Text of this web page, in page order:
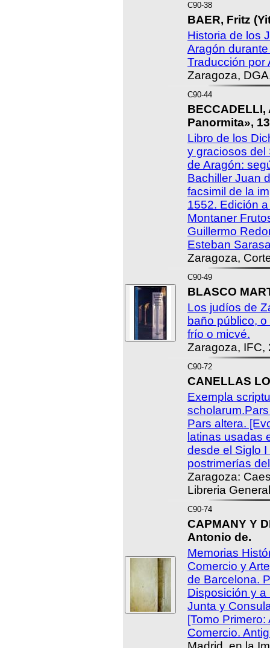
C90-38
BAER, Fritz
Historia de los
Aragón
Traducción por
Zaragoza,
C90-44
Panormita»,
Libro de los
y graciosos del
de Aragón:
Bachiller Juan
facsimil de la
1552. Edición
Montaner
Guillermo
Esteban
Zaragoza,
C90-49
BLASCO
Los judíos de
baño público,
frío o micvé.
Zaragoza, IFC,
C90-72
CANELLAS
Exempla
Pars altera.
latinas usadas
desde el Siglo
postrimerías
Zaragoza:
Libreria
C90-74
CAPMANY Y
Antonio de.
Memorias
Comercio y
de Barcelona.
Disposición y
Junta y
[Tomo
Comercio.